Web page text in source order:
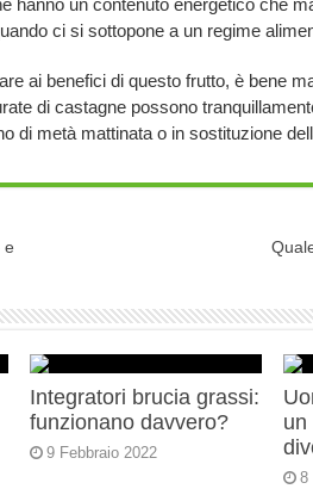
hanno un contenuto energetico che
ci si sottopone a un regime
ai benefici di questo frutto, è bene
di castagne possono
di metà mattinata o in sostituzione
e
Integratori brucia grassi:
funzionano davvero?
9 Febbraio 2022
un
8